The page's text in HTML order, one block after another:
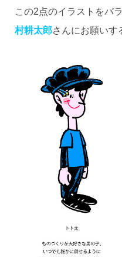
この2点のイラストをバ
村耕太郎さんにお願いす